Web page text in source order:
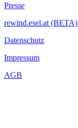
Presse
rewind.esel.at (BETA)
Datenschutz
Impressum
AGB